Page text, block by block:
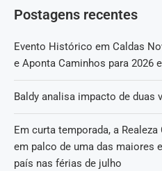
Postagens recentes
Evento Histórico em Caldas
e Aponta Caminhos para 2026
Baldy analisa impacto de duas
Em curta temporada, a
em palco de uma das maiores
país nas férias de julho